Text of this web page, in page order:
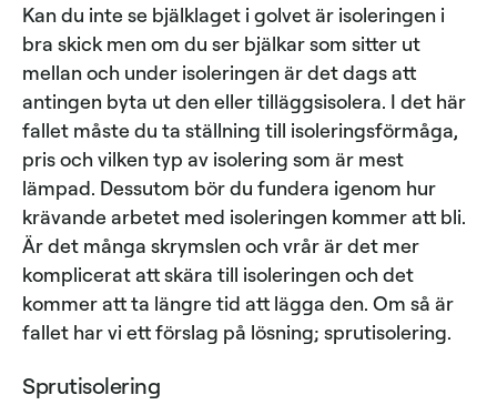
Kan du inte se bjälklaget i golvet är isoleringen i
bra skick men om du ser bjälkar som sitter ut
mellan och under isoleringen är det dags att
antingen byta ut den eller tilläggsisolera. I det här
fallet måste du ta ställning till isoleringsförmåga,
pris och vilken typ av isolering som är mest
lämpad. Dessutom bör du fundera igenom hur
krävande arbetet med isoleringen kommer att bli.
Är det många skrymslen och vrår är det mer
komplicerat att skära till isoleringen och det
kommer att ta längre tid att lägga den. Om så är
fallet har vi ett förslag på lösning; sprutisolering.
Sprutisolering